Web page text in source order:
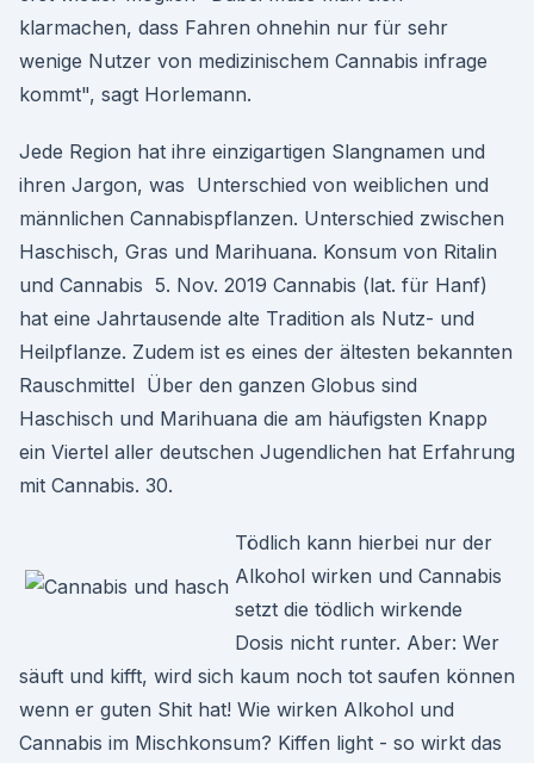
klarmachen, dass Fahren ohnehin nur für sehr
wenige Nutzer von medizinischem Cannabis infrage
kommt", sagt Horlemann.
Jede Region hat ihre einzigartigen Slangnamen und
ihren Jargon, was Unterschied von weiblichen und
männlichen Cannabispflanzen. Unterschied zwischen
Haschisch, Gras und Marihuana. Konsum von Ritalin
und Cannabis 5. Nov. 2019 Cannabis (lat. für Hanf)
hat eine Jahrtausende alte Tradition als Nutz- und
Heilpflanze. Zudem ist es eines der ältesten bekannten
Rauschmittel Über den ganzen Globus sind
Haschisch und Marihuana die am häufigsten Knapp
ein Viertel aller deutschen Jugendlichen hat Erfahrung
mit Cannabis. 30.
Tödlich kann hierbei nur der
Alkohol wirken und Cannabis
setzt die tödlich wirkende
Dosis nicht runter. Aber: Wer
säuft und kifft, wird sich kaum noch tot saufen können
wenn er guten Shit hat! Wie wirken Alkohol und
Cannabis im Mischkonsum? Kiffen light - so wirkt das